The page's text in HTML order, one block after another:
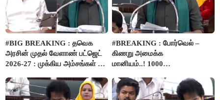
#BIG BREAKING : தவெக
அரசின் முதல் வேளாண் பட்ஜெட்
2026-27 : முக்கிய அம்சங்கள் ஓர்
#BREAKING : போர்வெல் –
கிணறு அமைக்க
மானியம்..! 1000
பம்புசெட் வழங்கப்படும்..!